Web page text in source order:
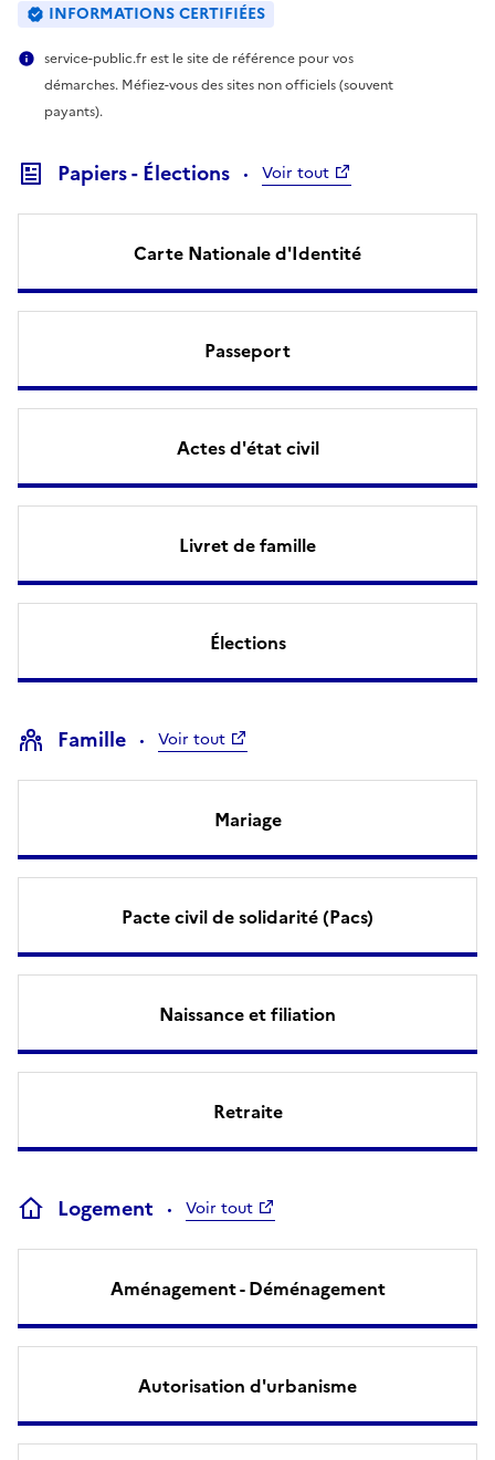
INFORMATIONS CERTIFIÉES
service-public.fr est le site de référence pour vos
démarches. Méfiez-vous des sites non officiels (souvent
payants).
Papiers - Élections Voir tout
Carte Nationale d'Identité
Passeport
Actes d'état civil
Livret de famille
Élections
Famille Voir tout
Mariage
Pacte civil de solidarité (Pacs)
Naissance et filiation
Retraite
Logement Voir tout
Aménagement - Déménagement
Autorisation d'urbanisme